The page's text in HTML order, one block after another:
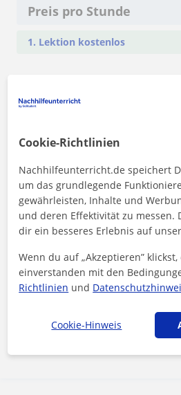
Preis pro Stunde
1. Lektion kostenlos
Durch Klicken auf eine der beiden
Impressumund unserer
Nachricht
Cookie-Richtlinien
Nachhilfeunterricht.de speichert
um das grundlegende
gewährleisten, Inhalte und
und deren Effektivität zu messen.
dir ein besseres Erlebnis auf
Wenn du auf „Akzeptieren”
einverstanden mit den
Richtlinien und
Cookie-Hinweis